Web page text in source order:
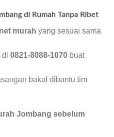
di Rumah Tanpa Ribet
murah yang sesuai sama
di 0821-8088-1070 buat
bakal dibantu tim
Jombang sebelum